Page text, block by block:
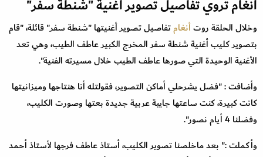
أنغام تروي تفاصيل تصوير أغنية "شنطة سفر"
وخلال الحلقة روتأنغامتفاصيل تصوير أغنيتها "شنطة سفر" قائلة، "قام
بتصوير كليب أغنية شنطة سفر المخرج الكبير عاطف الطيب، وهي تعد
الأغنية الوحيدة التي صورها عاطف الطيب خلال مسيرته الفنية".
وأضافت : "فضل يشرحلي أماكن التصوير، فقولتله أنا هنتاجها وميزانيتها
كانت كبيرة، كنت ساعتها جايبة عربية جديدة بعتها وصورت الكليب،
وفضلنا 4 أيام نصور".
وأكملت :" بعد ماخلصنا تصوير الكليب، أستاذ عاطف فرجها لأستاذ أحمد